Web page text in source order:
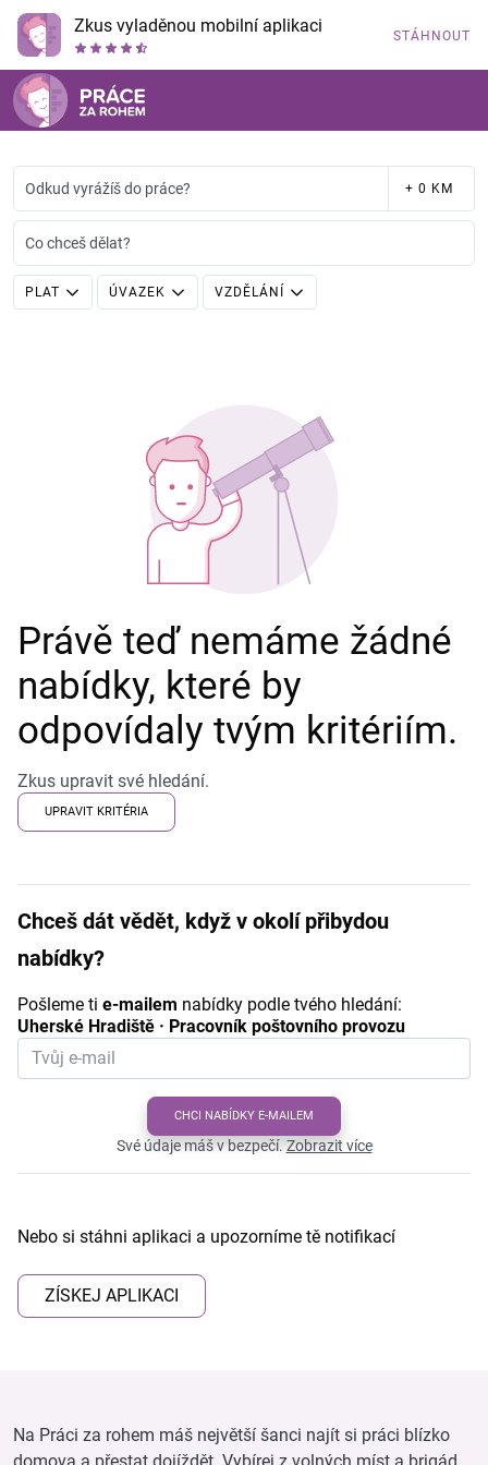
Zkus vyladěnou mobilní aplikaci STÁHNOUT
Odkud vyrážíš do práce? + 0 KM
Co chceš dělat?
PLAT ÚVAZEK VZDĚLÁNÍ
Právě teď nemáme žádné
nabídky, které by
odpovídaly tvým kritériím.
Zkus upravit své hledání.
UPRAVIT KRITÉRIA
Chceš dát vědět, když v okolí přibydou
nabídky?
Pošleme ti e-mailem nabídky podle tvého hledání:
Uherské Hradiště · Pracovník poštovního provozu
CHCI NABÍDKY E-MAILEM
Své údaje máš v bezpečí.Zobrazit více
Nebo si stáhni aplikaci a upozorníme tě notifikací
ZÍSKEJ APLIKACI
Na Práci za rohem máš největší šanci najít si práci blízko
domova a přestat dojíždět. Vybírej z volných míst a brigád